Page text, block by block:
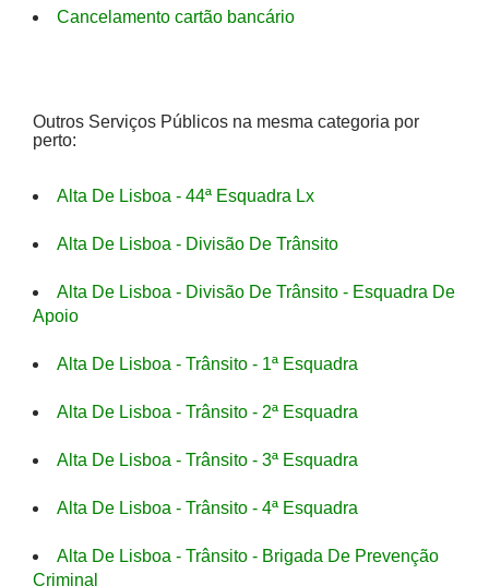
Cancelamento cartão bancário
Outros Serviços Públicos na mesma categoria por
perto:
Alta De Lisboa - 44ª Esquadra Lx
Alta De Lisboa - Divisão De Trânsito
Alta De Lisboa - Divisão De Trânsito - Esquadra De
Apoio
Alta De Lisboa - Trânsito - 1ª Esquadra
Alta De Lisboa - Trânsito - 2ª Esquadra
Alta De Lisboa - Trânsito - 3ª Esquadra
Alta De Lisboa - Trânsito - 4ª Esquadra
Alta De Lisboa - Trânsito - Brigada De Prevenção
Criminal